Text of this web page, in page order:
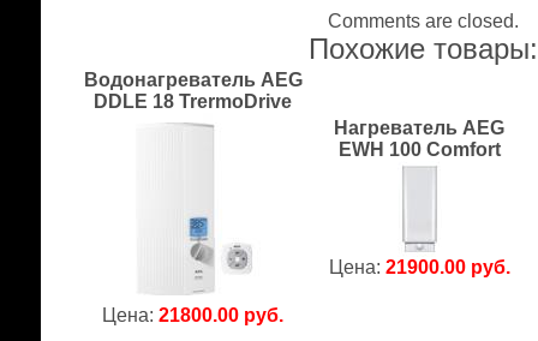
Comments are closed.
Похожие товары:
Водонагреватель AEG
DDLE 18 TrermoDrive
Цена:21800.00 руб.
Нагреватель AEG
EWH 100 Comfort
Цена: 21900.00 руб.